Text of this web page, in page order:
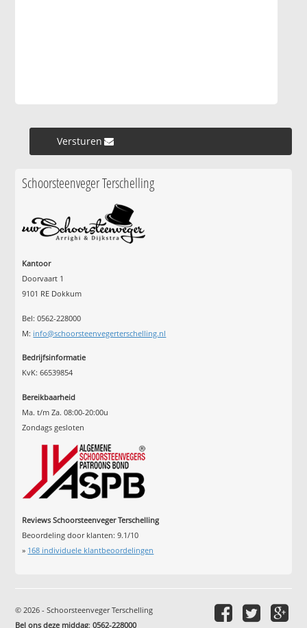
Versturen »
Schoorsteenveger Terschelling
Kantoor
Doorvaart 1
9101 RE Dokkum
Bel: 0562-228000
M: info@schoorsteenvegerterschelling.nl
Bedrijfsinformatie
KvK: 66539854
Bereikbaarheid
Ma. t/m Za. 08:00-20:00u
Zondags gesloten
Reviews Schoorsteenveger Terschelling
Beoordeling door klanten:9.1/10
» 168 individuele klantbeoordelingen
© 2026 - Schoorsteenveger Terschelling
Bel ons deze middag:0562-228000